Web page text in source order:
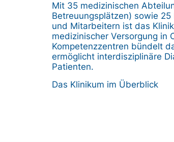
Mit 35 medizinischen
Betreuungsplätzen) sowie
und Mitarbeitern ist das
medizinischer Versorgung in
Kompetenzzentren bündelt
ermöglicht interdisziplinäre
Patienten.
Das Klinikum im Überblick